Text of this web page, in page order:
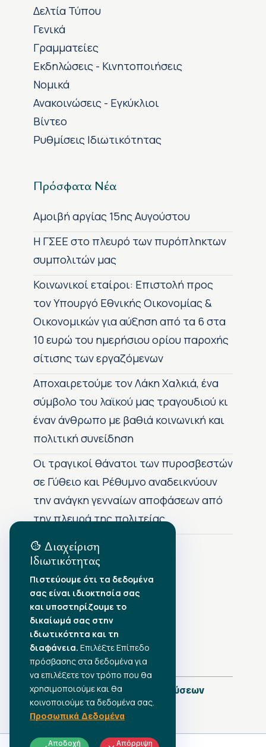
Δελτία Τύπου
Γενικά
Γραμματείες
Εκδηλώσεις - Κινητοποιήσεις
Νομικά
Ανακοινώσεις - Εγκύκλιοι
Βίντεο
Ρυθμίσεις Ιδιωτικότητας
Πρόσφατα Νέα
Αμοιβή αργίας 15ης Αυγούστου
H ΓΣΕΕ στο πλευρό των πυρόπληκτων
συμπολιτών μας
Κοινωνικοί εταίροι: Επιστολή προς
τον Υπουργό Εθνικής Οικονομίας &
Οικονομικών για αύξηση από τα 6 στα
10 ευρώ του ημερήσιου ορίου παροχής
σίτισης των εργαζόμενων
Αποχαιρετούμε τον Λάκη Χαλκιά, ένα
σύμβολο του λαϊκού μας τραγουδιού κι
έναν άνθρωπο με βαθιά κοινωνική και
πολιτική συνείδηση
Οι τραγικοί θάνατοι των πυροσβεστών
σε Γύθειο και Ρέθυμνο αναδεικνύουν
την ανάγκη γενναίων αποφάσεων από
την πλευρά της πολιτείας
Αρχείο Δημοσιεύσεων
•Αύγουστος 2026
•Ιούλιος 2026
•Ιούνιος 2026
•Μάιος 2026
•Απρίλιος 2026
•Μάρτιος 2026
Πλήρες Ημερολόγιο Δημοσιεύσεων
Διαχείριση
Ιδιωτικότητας
Πιστεύουμε ότι τα δεδομένα
σας είναι ιδιοκτησία σας
και υποστηρίζουμε το
δικαίωμά σας στην
ιδιωτικότητα και τη
διαφάνεια. Επιλέξτε Επίπεδο
πρόσβασης στα δεδομένα για
να επιλέξετε τον τρόπο που θα
χρησιμοποιούμε και θα
κοινοποιούμε τα δεδομένα σας.
Προσωπικά Δεδομένα
Αποδοχή Απόρριψη